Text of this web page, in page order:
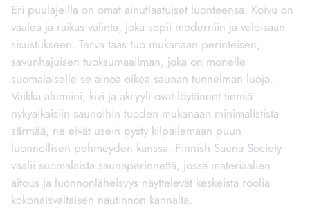
Eri puulajeilla on omat ainutlaatuiset luonteensa. Koivu on
vaalea ja raikas valinta, joka sopii moderniin ja valoisaan
sisustukseen. Terva taas tuo mukanaan perinteisen,
savunhajuisen tuoksumaailman, joka on monelle
suomalaiselle se ainoa oikea saunan tunnelman luoja.
Vaikka alumiini, kivi ja akryyli ovat löytäneet tiensä
nykyaikaisiin saunoihin tuoden mukanaan minimalistista
särmää, ne eivät usein pysty kilpailemaan puun
luonnollisen pehmeyden kanssa. Finnish Sauna Society
vaalii suomalaista saunaperinnettä, jossa materiaalien
aitous ja luonnonläheisyys näyttelevät keskeistä roolia
kokonaisvaltaisen nautinnon kannalta.